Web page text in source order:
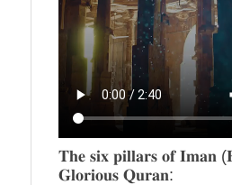
𝐓𝐡𝐞 𝐬𝐢𝐱 𝐩𝐢𝐥𝐥𝐚𝐫𝐬 𝐨𝐟 𝐈𝐦𝐚𝐧
𝐆𝐥𝐨𝐫𝐢𝐨𝐮𝐬 𝐐𝐮𝐫𝐚𝐧: